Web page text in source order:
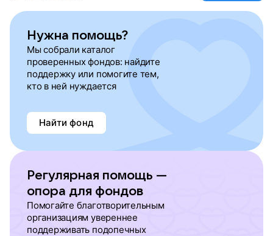
Нужна помощь?
Мы собрали каталог
проверенных фондов: найдите
поддержку или помогите тем,
кто в ней нуждается
Найти фонд
Регулярная помощь —
опора для фондов
Помогайте благотворительным
организациям увереннее
поддерживать подопечных